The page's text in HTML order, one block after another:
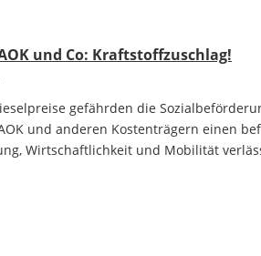
und Co: Kraftstoffzuschlag!
gefährden die
und anderen Kostenträgern einen
Wirtschaftlichkeit und Mobilität